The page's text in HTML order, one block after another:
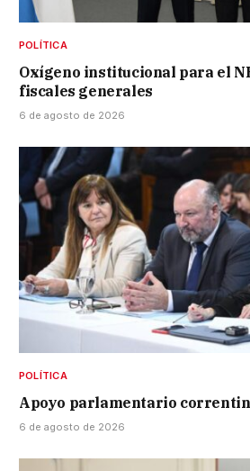
POLÍTICA
Oxígeno institucional para el
fiscales generales
6 de agosto de 2026
POLÍTICA
Apoyo parlamentario
6 de agosto de 2026